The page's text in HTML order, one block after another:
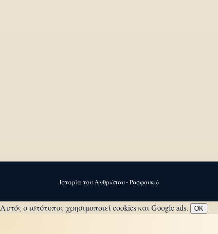
Ιστορία του Ανθρώπου - Ροσφουκώ
Αυτός ο ιστότοπος χρησιμοποιεί cookies και Google ads. OK